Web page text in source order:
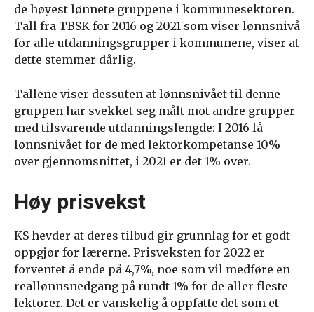
de høyest lønnete gruppene i kommunesektoren.
Tall fra TBSK for 2016 og 2021 som viser lønnsnivå
for alle utdanningsgrupper i kommunene, viser at
dette stemmer dårlig.
Tallene viser dessuten at lønnsnivået til denne
gruppen har svekket seg målt mot andre grupper
med tilsvarende utdanningslengde: I 2016 lå
lønnsnivået for de med lektorkompetanse 10%
over gjennomsnittet, i 2021 er det 1% over.
Høy prisvekst
KS hevder at deres tilbud gir grunnlag for et godt
oppgjør for lærerne. Prisveksten for 2022 er
forventet å ende på 4,7%, noe som vil medføre en
reallønnsnedgang på rundt 1% for de aller fleste
lektorer. Det er vanskelig å oppfatte det som et